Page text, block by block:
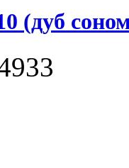
(дуб